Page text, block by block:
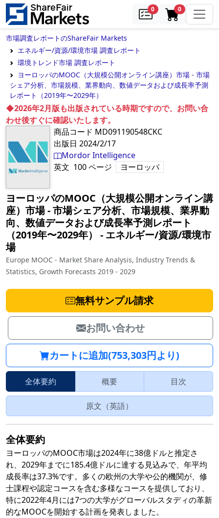
0samples0in cart
市場調査レポートのShareFair Markets
エネルギー/資源/環境市場 調査レポート
環境トレンド市場 調査レポート
ヨーロッパのMOOC（大規模公開オンライン講座）市場 - 市場
シェア分析、市場規模、業界動向、数値データおよび成長率予測
レポート（2019年〜2029年）
◆2026年2月版も出版されている時期ですので、お問い合
わせ後すぐに確認いたします。
商品コード MD091190548CKC
出版日 2024/2/17
Mordor Intelligence
英文 100ページ ヨーロッパ
ヨーロッパのMOOC（大規模公開オンライン講
座）市場 - 市場シェア分析、市場規模、業界動
向、数値データおよび成長率予測レポート
（2019年〜2029年）
‐ エネルギー/資源/環境市
場
Europe MOOC - Market Share Analysis, Industry Trends &
Statistics, Growth Forecasts 2019 - 2029
無料サンプル請求
お問い合わせ
カートに追加(753,303円より)
全体要約 概要 目次
原文（英語）
全体要約
ヨーロッパのMOOC市場は2024年に38億ドルと推定さ
れ、2029年までに185.4億ドルに達する見込みで、年平均
成長率は37.3%です。多くの欧州の大学や公的機関が、修
士課程や認定コースを含む多様なコースを提供しており、
特に2022年4月には7つの大学がグローバルスタディの革新
的なMOOCを開始する計画を発表しました。